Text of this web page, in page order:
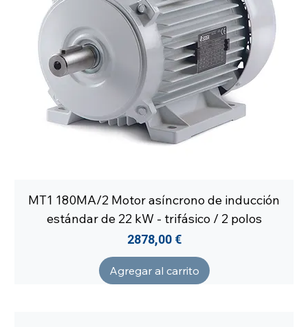
MT1 180MA/2 Motor asíncrono de inducción
estándar de 22 kW - trifásico / 2 polos
Precio
2878,00 €
Agregar al carrito